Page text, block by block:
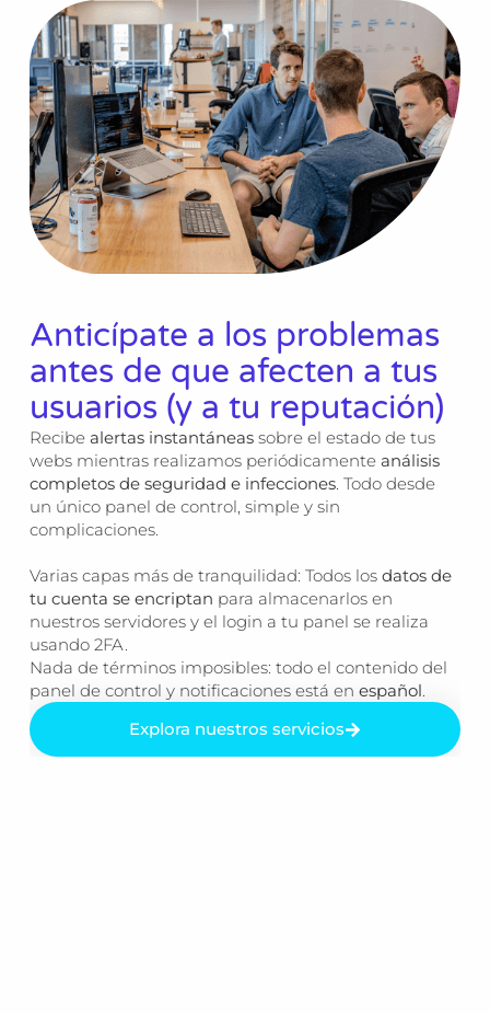
Anticípate a los problemas
antes de que afecten a tus
usuarios (y a tu reputación)
Recibe alertas instantáneassobre el estado de tus
webs mientras realizamos periódicamente análisis
completos de seguridad e infecciones. Todo desde
un único panel de control, simple y sin
complicaciones.
Varias capas más de tranquilidad: Todos los datos de
tu cuenta se encriptan para almacenarlos en
nuestros servidores y el login a tu panel se realiza
usando 2FA.
Nada de términos imposibles: todo el contenido del
panel de control y notificaciones está en español.
Explora nuestros servicios